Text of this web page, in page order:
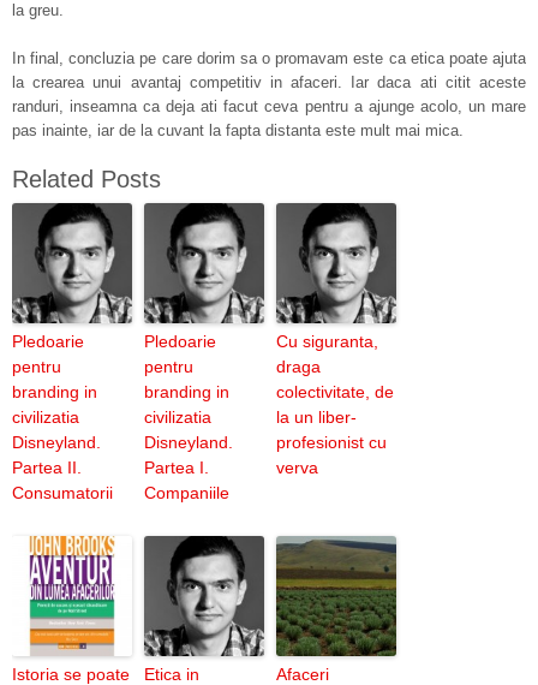
la greu.
In final, concluzia pe care dorim sa o promavam este ca etica poate ajuta
la crearea unui avantaj competitiv in afaceri. Iar daca ati citit aceste
randuri, inseamna ca deja ati facut ceva pentru a ajunge acolo, un mare
pas inainte, iar de la cuvant la fapta distanta este mult mai mica.
Related Posts
Pledoarie
pentru
branding in
civilizatia
Disneyland.
Partea II.
Consumatorii
Pledoarie
pentru
branding in
civilizatia
Disneyland.
Partea I.
Companiile
Cu siguranta,
draga
colectivitate, de
la un liber-
profesionist cu
verva
Istoria se poate
Etica in
Afaceri